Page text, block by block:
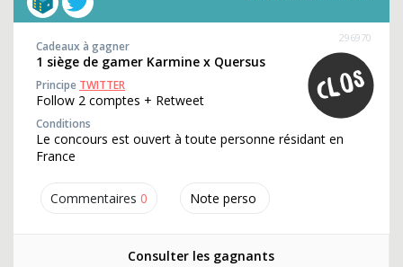
Commentaires 0 Note perso
296970
Cadeaux à gagner
1 siège de gamer Karmine x Quersus
Principe TWITTER
Follow 2 comptes + Retweet
Conditions
Le concours est ouvert à toute personne résidant en
France
Consulter les gagnants